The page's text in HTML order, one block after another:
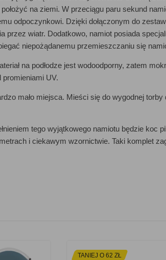
na ziemi. W przeciągu paru sekund
odpoczynkowi. Dzięki dołączonym do
przez wiatr. Dodatkowo, namiot posiada
niepożądanemu przemieszczaniu się
na podłodze jest wodoodporny, zatem
promieniami UV.
mało miejsca. Mieści się do wygodnej torby
tego wyjątkowego namiotu będzie koc
i ciekawym wzornictwie. Taki komplet
TANIEJ O 62 ZŁ